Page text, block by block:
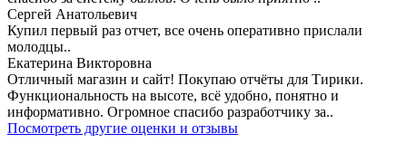
Сергей Анатольевич
Купил первый раз отчет, все очень оперативно прислали
молодцы..
Екатерина Викторовна
Отличный магазин и сайт! Покупаю отчёты для Тирики.
Функциональность на высоте, всё удобно, понятно и
информативно. Огромное спасибо разработчику за..
Посмотреть другие оценки и отзывы